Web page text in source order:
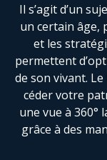
Il s’agit d’un
un certain âge,
et les
permettent
de son vivant.
céder votre
une vue à
grâce à des